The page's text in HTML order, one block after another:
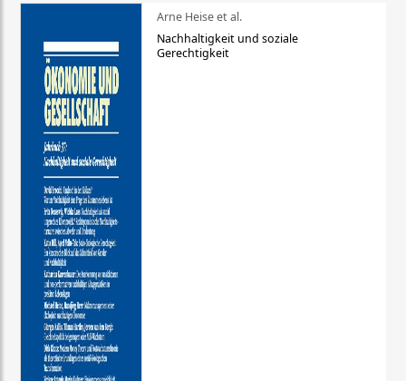
Arne Heise et al.
Nachhaltigkeit und soziale
Gerechtigkeit